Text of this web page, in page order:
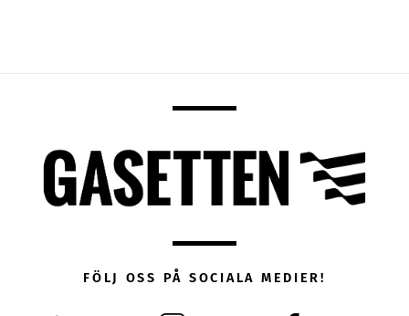
FÖLJ OSS PÅ SOCIALA MEDIER!